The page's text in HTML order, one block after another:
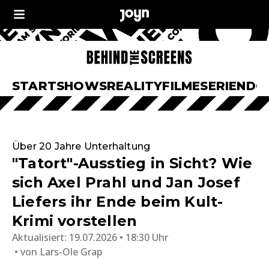
STARTSHOWSREALITYFILMESERIEN
Über 20 Jahre Unterhaltung
"Tatort"-Ausstieg in Sicht? Wie
sich Axel Prahl und Jan Josef
Liefers ihr Ende beim Kult-
Krimi vorstellen
Aktualisiert: 19.07.2026 • 18:30 Uhr
von Lars-Ole Grap